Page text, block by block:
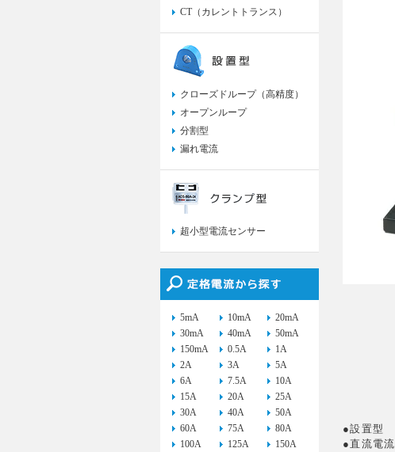
●設置型
●直流電
CT（カレントトランス）
クローズドループ（高精度）
オープンループ
分割型
漏れ電流
超小型電流センサー
5mA 10mA
20mA
30mA
40mA
50mA
150mA
0.5A
1A
2A
3A
5A
6A
7.5A
10A
15A
20A
25A
30A
40A
50A
60A
75A
80A
100A
125A
150A